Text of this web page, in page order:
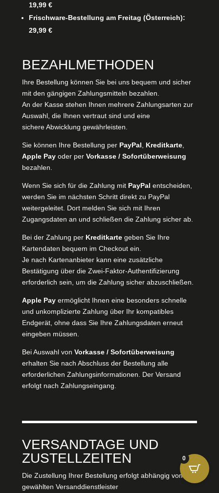
19,99 €
Frischware-Bestellung am Freitag (Österreich):
29,99 €
BEZAHLMETHODEN
Ihre Bestellung können Sie bei uns bequem und sicher
mit den gängigen Zahlungsmitteln bezahlen.
An der Kasse stehen Ihnen mehrere Zahlungsarten zur
Auswahl, die Ihnen vertraut sind und eine
sichere Abwicklung gewährleisten.
Sie können Ihre Bestellung per PayPal Kreditkarte,
Apple Pay oder per Vorkasse / Sofortüberweisung
bezahlen.
Wenn Sie sich für die Zahlung mit PayPal entscheiden,
werden Sie im nächsten Schritt direkt zu PayPal
weitergeleitet. Dort melden Sie sich mit Ihren
Zugangsdaten an und schließen die Zahlung sicher ab.
Bei der Zahlung per Kreditkartegeben Sie Ihre
Kartendaten bequem im Checkout ein.
Je nach Kartenanbieter kann eine zusätzliche
Bestätigung über die Zwei-Faktor-Authentifizierung
erforderlich sein, um die Zahlung sicher abzuschließen.
Apple Payermöglicht Ihnen eine besonders schnelle
und unkomplizierte Zahlung über Ihr kompatibles
Endgerät, ohne dass Sie Ihre Zahlungsdaten erneut
eingeben müssen.
Bei Auswahl von Vorkasse / Sofortüberweisung
erhalten Sie nach Abschluss der Bestellung alle
erforderlichen Zahlungsinformationen. Der Versand
erfolgt nach Zahlungseingang.
VERSANDTAGE UND
ZUSTELLZEITEN
Die Zustellung Ihrer Bestellung erfolgt abhängig vom
gewählten Versanddienstleister
0